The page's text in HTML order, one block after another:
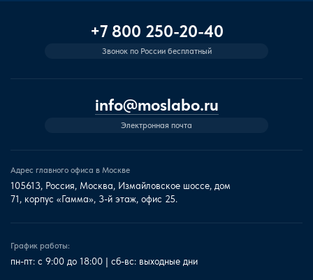
+7 800 250-20-40
Звонок по России бесплатный
info@moslabo.ru
Электронная почта
Адрес главного офиса в Москве
105613, Россия, Москва, Измайловское шоссе, дом
71, корпус «Гамма», 3-й этаж, офис 25.
График работы:
пн-пт: с 9:00 до 18:00 | сб-вс: выходные дни